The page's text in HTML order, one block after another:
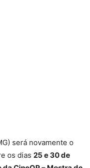
será novamente o
os dias 25 e 30 de